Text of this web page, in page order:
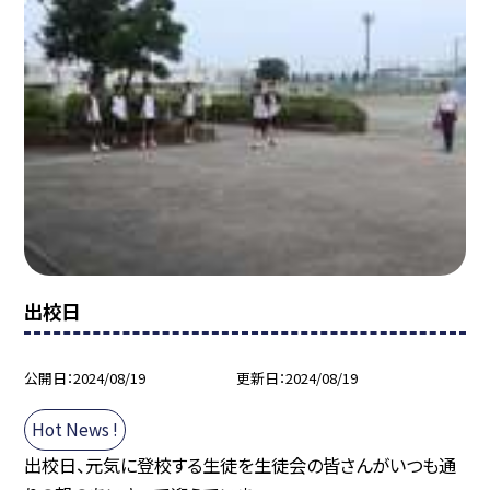
出校日
公開日 2024/08/19 更新日 2024/08/19
Hot News !
出校日、元気に登校する生徒を生徒会の皆さんがいつも通